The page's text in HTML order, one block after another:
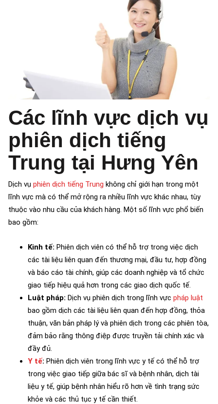
Các lĩnh vực dịch vụ
phiên dịch tiếng
Trung tại Hưng Yên
Dịch vụ phiên dịch tiếng Trung không chỉ giới hạn trong một
lĩnh vực mà có thể mở rộng ra nhiều lĩnh vực khác nhau, tùy
thuộc vào nhu cầu của khách hàng. Một số lĩnh vực phổ biến
bao gồm:
Kinh tế: Phiên dịch viên có thể hỗ trợ trong việc dịch
các tài liệu liên quan đến thương mại, đầu tư, hợp đồng
và báo cáo tài chính, giúp các doanh nghiệp và tổ chức
giao tiếp hiệu quả hơn trong các giao dịch quốc tế.
Luật pháp: Dịch vụ phiên dịch trong lĩnh vực pháp luật
bao gồm dịch các tài liệu liên quan đến hợp đồng, thỏa
thuận, văn bản pháp lý và phiên dịch trong các phiên tòa,
đảm bảo rằng thông điệp được truyền tải chính xác và
đầy đủ.
Y tế: Phiên dịch viên trong lĩnh vực y tế có thể hỗ trợ
trong việc giao tiếp giữa bác sĩ và bệnh nhân, dịch tài
liệu y tế, giúp bệnh nhân hiểu rõ hơn về tình trạng sức
khỏe và các thủ tục y tế cần thiết.